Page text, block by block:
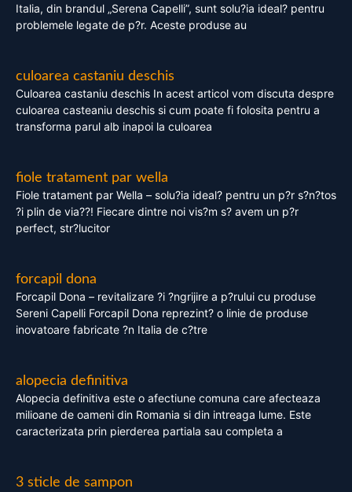
Italia, din brandul „Serena Capelli”, sunt solu?ia ideal? pentru
problemele legate de p?r. Aceste produse au
culoarea castaniu deschis
Culoarea castaniu deschis In acest articol vom discuta despre
culoarea casteaniu deschis si cum poate fi folosita pentru a
transforma parul alb inapoi la culoarea
fiole tratament par wella
Fiole tratament par Wella – solu?ia ideal? pentru un p?r s?n?tos
?i plin de via??! Fiecare dintre noi vis?m s? avem un p?r
perfect, str?lucitor
forcapil dona
Forcapil Dona – revitalizare ?i ?ngrijire a p?rului cu produse
Sereni Capelli Forcapil Dona reprezint? o linie de produse
inovatoare fabricate ?n Italia de c?tre
alopecia definitiva
Alopecia definitiva este o afectiune comuna care afecteaza
milioane de oameni din Romania si din intreaga lume. Este
caracterizata prin pierderea partiala sau completa a
3 sticle de sampon